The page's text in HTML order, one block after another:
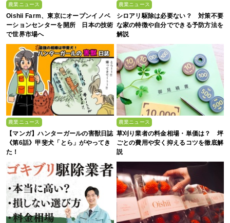
農業ニュース
Oishii Farm、東京にオープンイノベ
ーションセンターを開所 日本の技術
で世界市場へ
農業ニュース
シロアリ駆除は必要ない？ 対策不要
な家の特徴や自分でできる予防方法を
解説
農業ニュース
【マンガ】ハンターガールの害獣日誌
《第6話》甲斐犬「とら」がやってき
た！
農業ニュース
草刈り業者の料金相場・単価は？ 坪
ごとの費用や安く抑えるコツを徹底解
説